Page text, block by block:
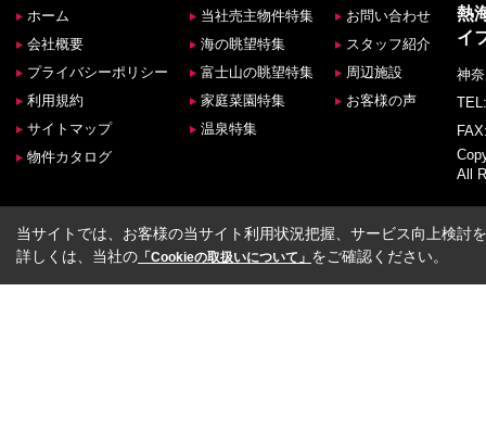
ホーム
会社概要
プライバシーポリシー
利用規約
サイトマップ
物件カタログ
当社売主物件特集
海の眺望特集
富士山の眺望特集
家庭菜園特集
温泉特集
お問い合わせ
スタッフ紹介
周辺施設
お客様の声
熱
イ
神
All
当サイトでは、お客様の当サイト利用状況把握、サービス向上検討
詳しくは、当社の 「Cookieの取扱いについて」 をご確認ください。